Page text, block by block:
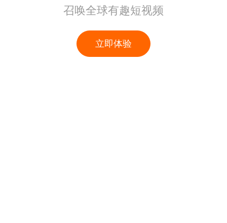
召唤全球有趣短视频
立即体验